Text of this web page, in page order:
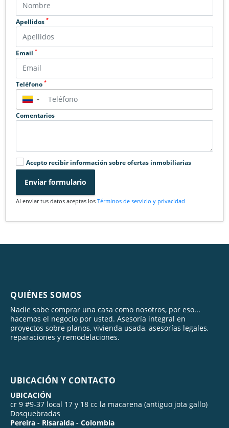
Apellidos *
Email *
Teléfono *
▼
Comentarios
Acepto recibir información sobre ofertas inmobiliarias
Enviar formulario
Al enviar tus datos aceptas los Términos de servicio y privacidad
QUIÉNES SOMOS
Nadie sabe comprar una casa como nosotros, por eso...
hacemos el negocio por usted. Asesoría integral en
proyectos sobre planos, vivienda usada, asesorías legales,
reparaciones y remodelaciones.
UBICACIÓN Y CONTACTO
UBICACIÓN
cr 9 #9-37 local 17 y 18 cc la macarena (antiguo jota gallo)
Dosquebradas
Pereira - Risaralda - Colombia